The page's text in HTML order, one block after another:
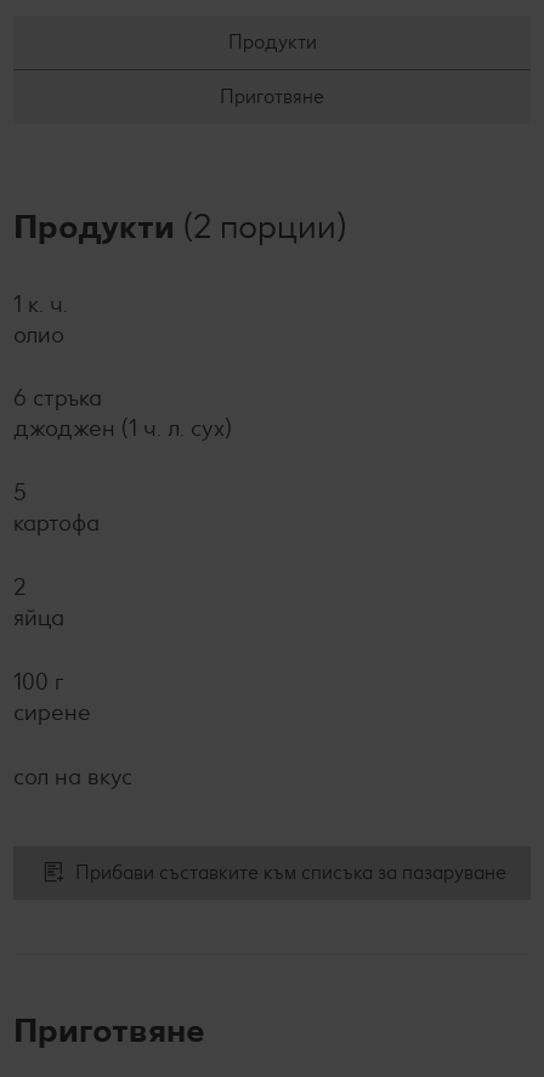
Продукти
Приготвяне
Продукти (2 порции)
1 к. ч.
олио
6 стръка
джоджен (1 ч. л. сух)
5
картофа
2
яйца
100 г
сирене
сол на вкус
Прибави съставките към списъка за пазаруване
Приготвяне